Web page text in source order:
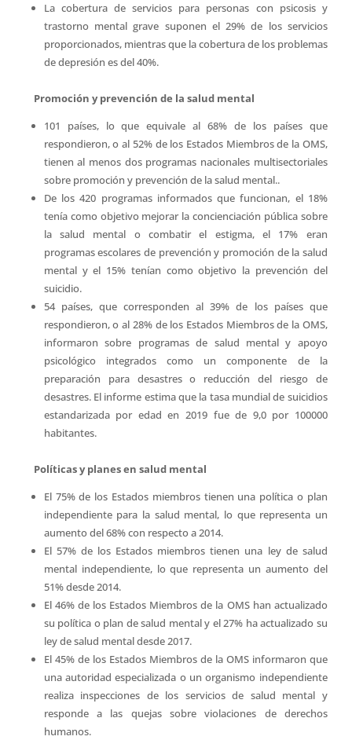
La cobertura de servicios para personas con psicosis y
trastorno mental grave suponen el 29% de los servicios
proporcionados, mientras que la cobertura de los problemas
de depresión es del 40%.
Promoción y prevención de la salud mental
101 países, lo que equivale al 68% de los países que
respondieron, o al 52% de los Estados Miembros de la OMS,
tienen al menos dos programas nacionales multisectoriales
sobre promoción y prevención de la salud mental..
De los 420 programas informados que funcionan, el 18%
tenía como objetivo mejorar la concienciación pública sobre
la salud mental o combatir el estigma, el 17% eran
programas escolares de prevención y promoción de la salud
mental y el 15% tenían como objetivo la prevención del
suicidio.
54 países, que corresponden al 39% de los países que
respondieron, o al 28% de los Estados Miembros de la OMS,
informaron sobre programas de salud mental y apoyo
psicológico integrados como un componente de la
preparación para desastres o reducción del riesgo de
desastres. El informe estima que la tasa mundial de suicidios
estandarizada por edad en 2019 fue de 9,0 por 100000
habitantes.
Políticas y planes en salud mental
El 75% de los Estados miembros tienen una política o plan
independiente para la salud mental, lo que representa un
aumento del 68% con respecto a 2014.
El 57% de los Estados miembros tienen una ley de salud
mental independiente, lo que representa un aumento del
51% desde 2014.
El 46% de los Estados Miembros de la OMS han actualizado
su política o plan de salud mental y el 27% ha actualizado su
ley de salud mental desde 2017.
El 45% de los Estados Miembros de la OMS informaron que
una autoridad especializada o un organismo independiente
realiza inspecciones de los servicios de salud mental y
responde a las quejas sobre violaciones de derechos
humanos.